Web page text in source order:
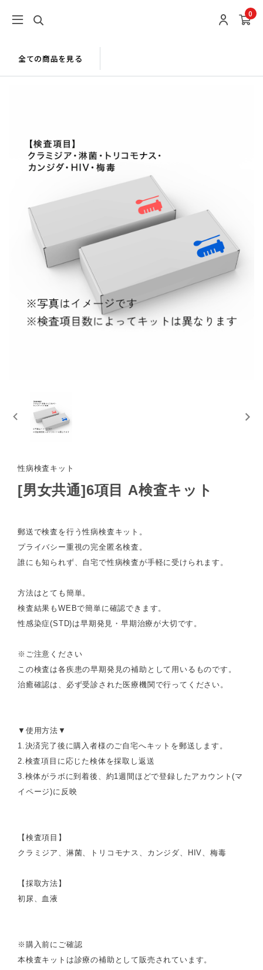
0
全ての商品を見る
性病検査キット
[男女共通]6項目 A検査キット
郵送で検査を行う性病検査キット。
プライバシー重視の完全匿名検査。
誰にも知られず、自宅で性病検査が手軽に受けられます。
方法はとても簡単。
検査結果もWEBで簡単に確認できます。
性感染症(STD)は早期発見・早期治療が大切です。
※ご注意ください
この検査は各疾患の早期発見の補助として用いるものです。
治癒確認は、必ず受診された医療機関で行ってください。
▼使用方法▼
1.決済完了後に購入者様のご自宅へキットを郵送します。
2.検査項目に応じた検体を採取し返送
3.検体がラボに到着後、約1週間ほどで登録したアカウント(マ
イページ)に反映
【検査項目】
クラミジア、淋菌、トリコモナス、カンジダ、HIV、梅毒
【採取方法】
初尿、血液
※購入前にご確認
本検査キットは診療の補助として販売されています。